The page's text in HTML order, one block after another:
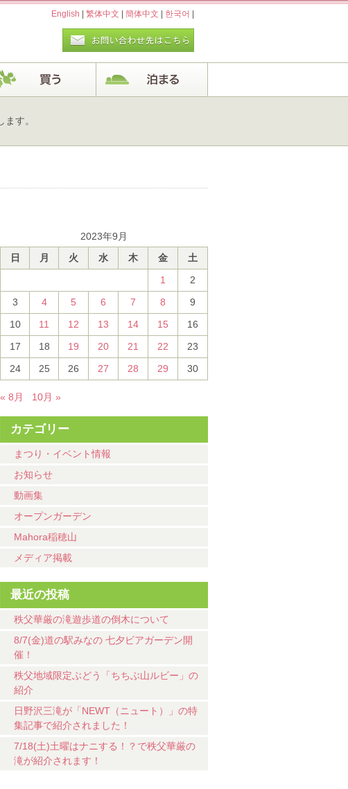
English 繁体中文 簡体中文 한국어
す。
2023年9月
日
月 火 水 木 金
土
1
2
3
4 5 6 7 8
9
10
11 12 13 14 15
16
17
18 19 20 21 22
23
24
25 26 27 28 29 30
« 8月 10月 »
カテゴリー
まつり・イベント情報
お知らせ
動画集
オープンガーデン
Mahora稲穂山
メディア掲載
最近の投稿
秩父華厳の滝遊歩道の倒木について
8/7(金)道の駅みなの 七夕ビアガーデン開
催！
秩父地域限定ぶどう「ちちぶ山ルビー」の
紹介
日野沢三滝が「NEWT（ニュート）」の特
集記事で紹介されました！
7/18(土)土曜はナニする！？で秩父華厳の
滝が紹介されます！